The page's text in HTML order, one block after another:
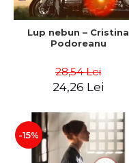
Lup nebun – Cristina
Podoreanu
28,54 Lei
24,26 Lei
-15%